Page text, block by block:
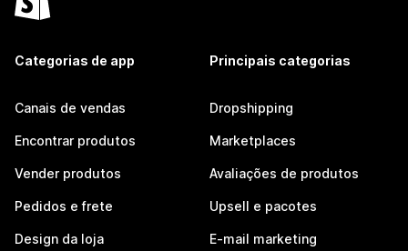
Categorias de app
Canais de vendas
Encontrar produtos
Vender produtos
Pedidos e frete
Design da loja
Principais categorias
Dropshipping
Marketplaces
Avaliações de produtos
Upsell e pacotes
E-mail marketing